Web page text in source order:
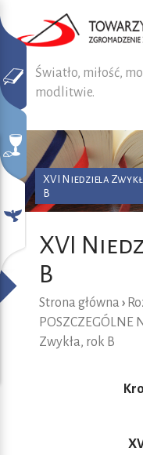
Światło, miłość,
modlitwie.
XVI Niedziela
B
XVI
B
Strona główna ›
POSZCZEGÓLNE
Zwykła, rok B